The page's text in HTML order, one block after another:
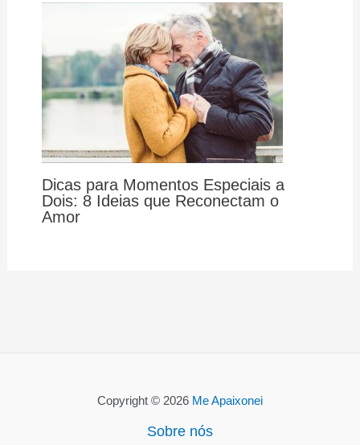
Dicas para Momentos Especiais a
Dois: 8 Ideias que Reconectam o
Amor
Copyright © 2026 Me Apaixonei
Sobre nós